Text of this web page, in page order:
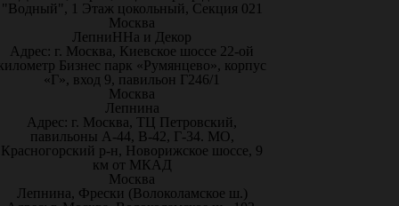
"Водный", 1 Этаж цокольный, Секция 021
Москва
ЛепниННа и Декор
Адрес: г. Москва, Киевское шоссе 22-ой
Бизнес парк «Румянцево», корпус
«Г», вход 9, павильон Г246/1
Москва
Лепнина
Адрес: г. Москва, ТЦ Петровский,
павильоны А-44, В-42, Г-34. МО,
Красногорский р-н, Новорижское шоссе, 9
км от МКАД
Москва
Лепнина, Фрески (Волоколамское ш.)